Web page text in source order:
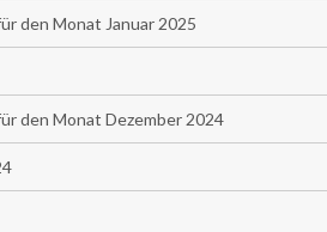
den Monat Januar 2025
den Monat Dezember 2024